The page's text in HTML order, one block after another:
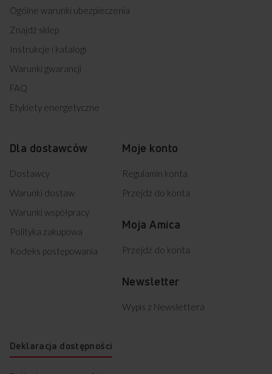
Ogólne warunki ubezpieczenia
Znajdź sklep
Instrukcje i katalogi
Warunki gwarancji
FAQ
Etykiety energetyczne
Dla dostawców
Dostawcy
Warunki dostaw
Warunki współpracy
Polityka zakupowa
Kodeks postępowania
Moje konto
Regulamin konta
Przejdź do konta
Moja Amica
Przejdź do konta
Newsletter
Wypis z Newslettera
Deklaracja dostępności